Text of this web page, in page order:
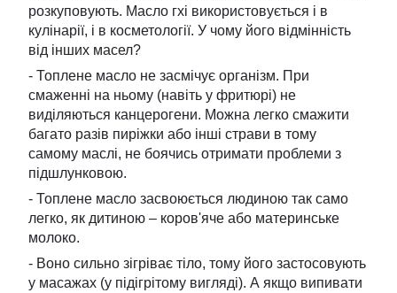
розкуповують. Масло гхі використовується і в
кулінарії, і в косметології. У чому його відмінність
від інших масел?
- Топлене масло не засмічує організм. При
смаженні на ньому (навіть у фритюрі) не
виділяються канцерогени. Можна легко смажити
багато разів пиріжки або інші страви в тому
самому маслі, не боячись отримати проблеми з
підшлунковою.
- Топлене масло засвоюється людиною так само
легко, як дитиною – коров'яче або материнське
молоко.
- Воно сильно зігріває тіло, тому його застосовують
у масажах (у підігрітому вигляді). А якщо випивати